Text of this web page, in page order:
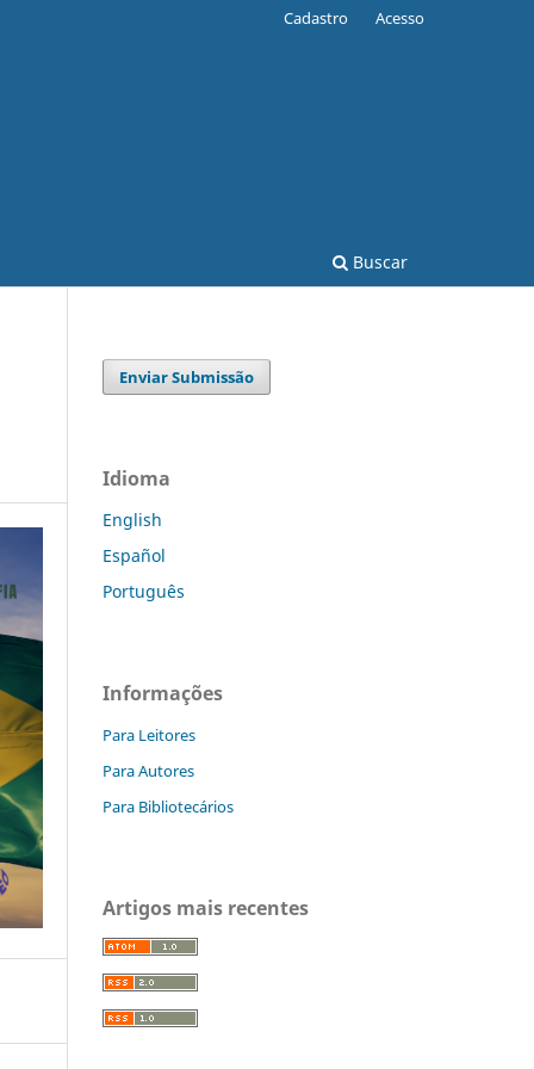
Buscar
Cadastro Acesso
Enviar Submissão
Idioma
English
Español
Português
Informações
Para Leitores
Para Autores
Para Bibliotecários
Artigos mais recentes